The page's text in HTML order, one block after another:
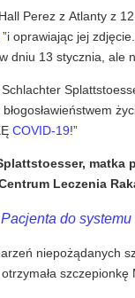
Perez z Atlanty z
”i oprawiając jej zdjęcie.
dniu 13 stycznia, ale
COVID-19!”
matka
Leczenia
do
niepożądanych